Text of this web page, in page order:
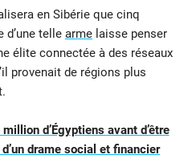
en Sibérie que cinq
d’une telle arme laisse penser
élite connectée à des réseaux
provenait de régions plus
d’Égyptiens avant d’être
drame social et financier